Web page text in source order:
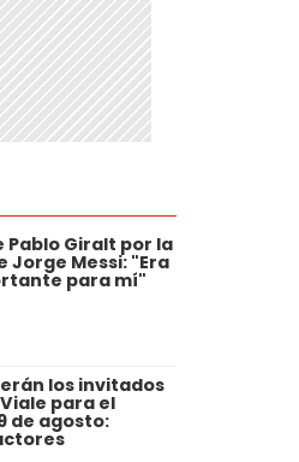
Pablo Giralt por la
Jorge Messi: "Era
para mí"
los invitados
para el
de agosto: